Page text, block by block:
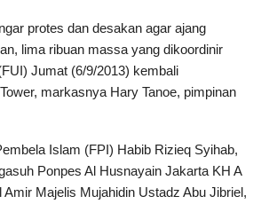
protes dan desakan agar ajang
lima ribuan massa yang dikoordinir
Jumat (6/9/2013) kembali
markasnya Hary Tanoe, pimpinan
Islam (FPI) Habib Rizieq Syihab,
Ponpes Al Husnayain Jakarta KH A
Amir Majelis Mujahidin Ustadz Abu Jibriel,